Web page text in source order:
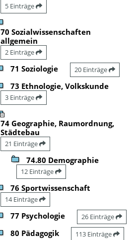
5 Einträge
70 Sozialwissenschaften
allgemein
2 Einträge
71 Soziologie 20 Einträge
73 Ethnologie, Volkskunde
3 Einträge
74 Geographie, Raumordnung,
Städtebau
21 Einträge
74.80 Demographie
12 Einträge
76 Sportwissenschaft
14 Einträge
77 Psychologie 26 Einträge
80 Pädagogik 113 Einträge